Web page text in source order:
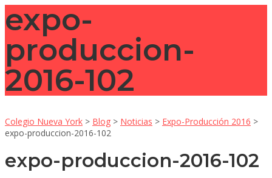
expo-
produccion-
2016-102
Colegio Nueva York > Blog > Noticias > Expo-Producción 2016 >
expo-produccion-2016-102
expo-produccion-2016-102